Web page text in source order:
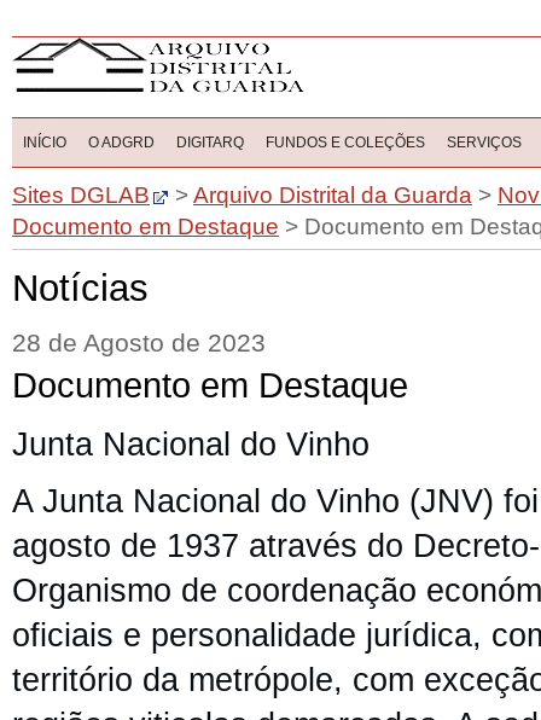
INÍCIO O ADGRD DIGITARQ FUNDOS E COLEÇÕES SERVIÇOS
Sites DGLAB >Arquivo Distrital da Guarda >
Documento em Destaque > Documento em
Notícias
28 de Agosto de 2023
Documento em Destaque
Junta Nacional do Vinho
A Junta Nacional do Vinho (JNV)
agosto de 1937 através do
Organismo de coordenação
oficiais e personalidade jurídica,
território da metrópole, com